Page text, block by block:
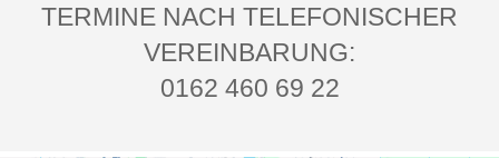
TERMINE NACH TELEFONISCHER
VEREINBARUNG:
0162 460 69 22